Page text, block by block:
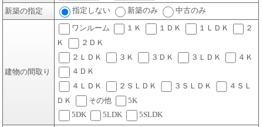
新築の指定 指定しない 新築のみ 中古のみ
建物の間取り
ワンルーム １Ｋ １ＤＫ １ＬＤＫ
２
Ｋ
２ＤＫ
２ＬＤＫ
３Ｋ ３ＤＫ ３ＬＤＫ
４Ｋ
４ＤＫ
４ＬＤＫ
２ＳＬＤＫ ３ＳＬＤＫ
４ＳＬ
ＤＫ
その他
5K
5DK
5LDK
5SLDK